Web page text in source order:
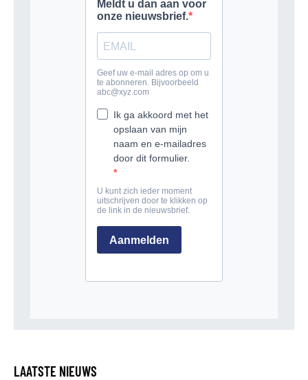
LAATSTE NIEUWS